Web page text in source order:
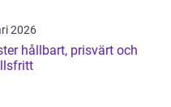
2026
och